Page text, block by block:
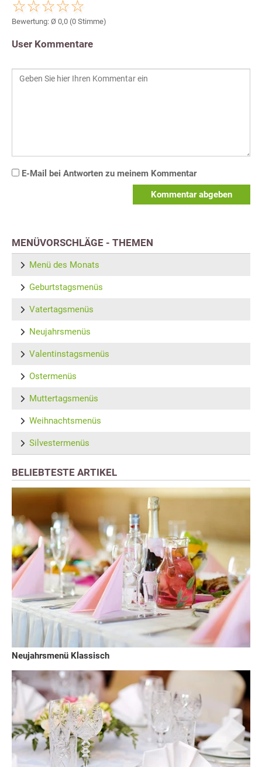
Bewertung: Ø 0,0 (0 Stimme)
User Kommentare
E-Mail bei Antworten zu meinem Kommentar
Kommentar abgeben
MENÜVORSCHLÄGE - THEMEN
Menü des Monats
Geburtstagsmenüs
Vatertagsmenüs
Neujahrsmenüs
Valentinstagsmenüs
Ostermenüs
Muttertagsmenüs
Weihnachtsmenüs
Silvestermenüs
BELIEBTESTE ARTIKEL
Neujahrsmenü Klassisch